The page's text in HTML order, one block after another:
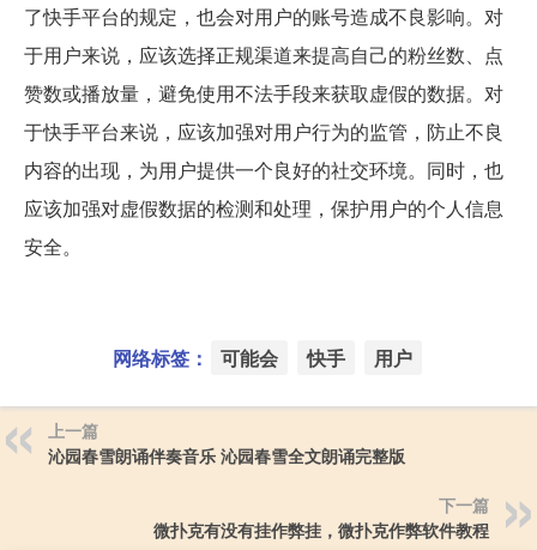
了快手平台的规定，也会对用户的账号造成不良影响。对
于用户来说，应该选择正规渠道来提高自己的粉丝数、点
赞数或播放量，避免使用不法手段来获取虚假的数据。对
于快手平台来说，应该加强对用户行为的监管，防止不良
内容的出现，为用户提供一个良好的社交环境。同时，也
应该加强对虚假数据的检测和处理，保护用户的个人信息
安全。
网络标签： 可能会 快手 用户
上一篇
沁园春雪朗诵伴奏音乐 沁园春雪全文朗诵完整版
下一篇
微扑克有没有挂作弊挂，微扑克作弊软件教程